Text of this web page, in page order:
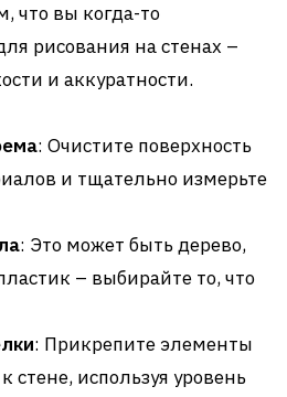
что вы когда-то
рисования на стенах –
и аккуратности.
: Очистите поверхность
и тщательно измерьте
: Это может быть дерево,
– выбирайте то, что
: Прикрепите элементы
стене, используя уровень